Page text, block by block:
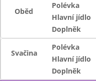
Oběd
Polévka
Hlavní jídlo
Doplněk
Svačina
Polévka
Hlavní jídlo
Doplněk